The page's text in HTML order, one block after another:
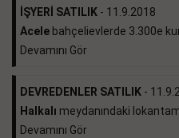
İŞYERİ SATILIK - 11.9.2018
Acele bahçelievlerde 3.300e
Devamını Gör
DEVREDENLER SATILIK -
Halkalı meydanındaki
Devamını Gör